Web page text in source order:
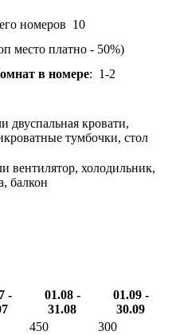
номеров 10
место платно - 50%)
в номере: 1-2
двуспальная кровати,
тумбочки, стол
вентилятор, холодильник,
балкон
-
01.08 -
31.08
01.09 -
30.09
450 300